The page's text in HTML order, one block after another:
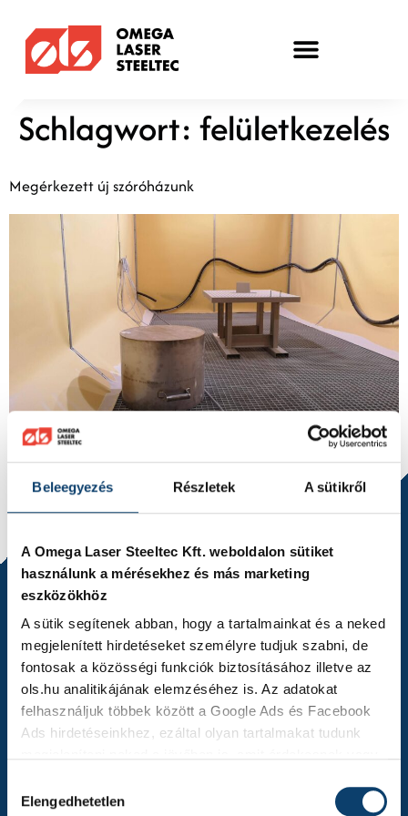
Beleegyezés Részletek A sütikről
A Omega Laser Steeltec Kft. weboldalon sütiket
használunk a mérésekhez és más marketing
eszközökhöz
A sütik segítenek abban, hogy a tartalmainkat és a neked
megjelenített hirdetéseket személyre tudjuk szabni, de
fontosak a közösségi funkciók biztosításához illetve az
ols.hu analitikájának elemzéséhez is. Az adatokat
felhasználjuk többek között a Google Ads és Facebook
Ads hirdetéseinkhez, ezáltal olyan tartalmakat tudunk
kiválasztása
Elengedhetetlen
Schlagwort: felületkezelés
Megérkezett új szóróházunk
Beüzemeltük új túlnyomásos, szabadsugaras szórházunkat.